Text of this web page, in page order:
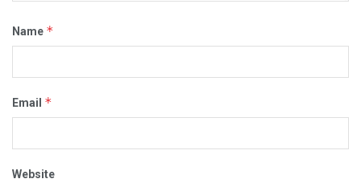
Name *
Email *
Website